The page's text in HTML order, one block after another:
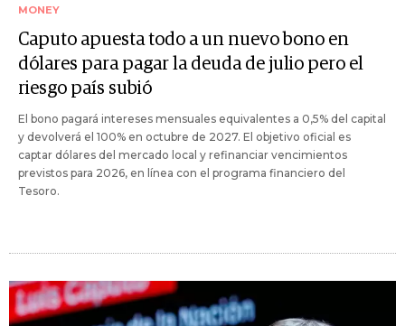
MONEY
Caputo apuesta todo a un nuevo bono en
dólares para pagar la deuda de julio pero el
riesgo país subió
El bono pagará intereses mensuales equivalentes a 0,5% del capital
y devolverá el 100% en octubre de 2027. El objetivo oficial es
captar dólares del mercado local y refinanciar vencimientos
previstos para 2026, en línea con el programa financiero del
Tesoro.